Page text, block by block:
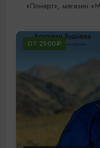
«Понарт», магазин
ОТ 2500₽